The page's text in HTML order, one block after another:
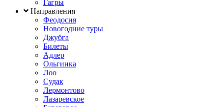
Гагры
Направления
Феодосия
Новогодние туры
Джубга
Билеты
Адлер
Ольгинка
Лоо
Судак
Лермонтово
Лазаревское